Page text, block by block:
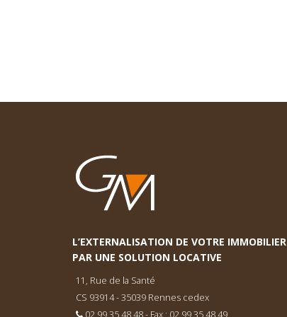
L’EXTERNALISATION DE VOTRE IMMOBILIER
PAR UNE SOLUTION LOCATIVE
11, Rue de la Santé
CS 93914 - 35039 Rennes cedex
02 99 35 48 48 - Fax : 02 99 35 48 49